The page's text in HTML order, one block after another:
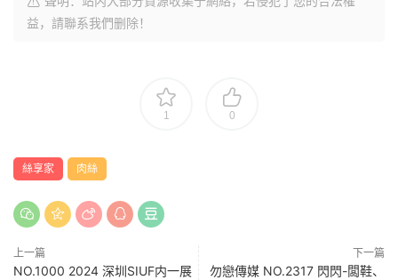
益，請聯系我們删除！
1 0
絲享家 肉絲
上一篇
NO.1000 2024 深圳SIUF内一展
下一篇
勿戀傳媒 NO.2317 閃閃-闆鞋、